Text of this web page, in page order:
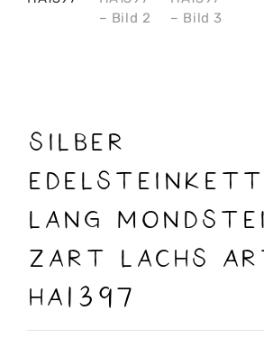
Silber
lang
zart lachs
HA1397